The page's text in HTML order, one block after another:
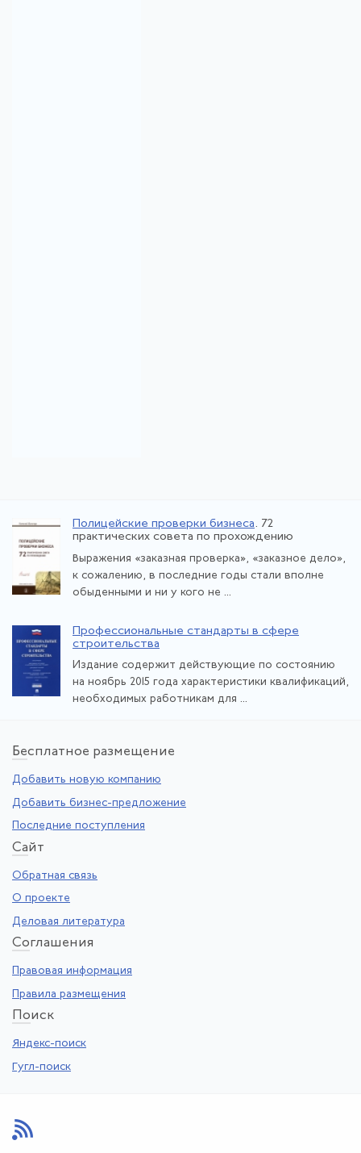
Полицейские проверки бизнеса. 72
практических совета по прохождению
Выражения «заказная проверка», «заказное дело»,
к сожалению, в последние годы стали вполне
обыденными и ни у кого не ...
Профессиональные стандарты в сфере
строительства
Издание содержит действующие по состоянию
на ноябрь 2015 года характеристики квалификаций,
необходимых работникам для ...
Бесплатное размещение
Добавить новую компанию
Добавить бизнес-предложение
Последние поступления
Сайт
Обратная связь
О проекте
Деловая литература
Соглашения
Правовая информация
Правила размещения
Поиск
Яндекс-поиск
Гугл-поиск